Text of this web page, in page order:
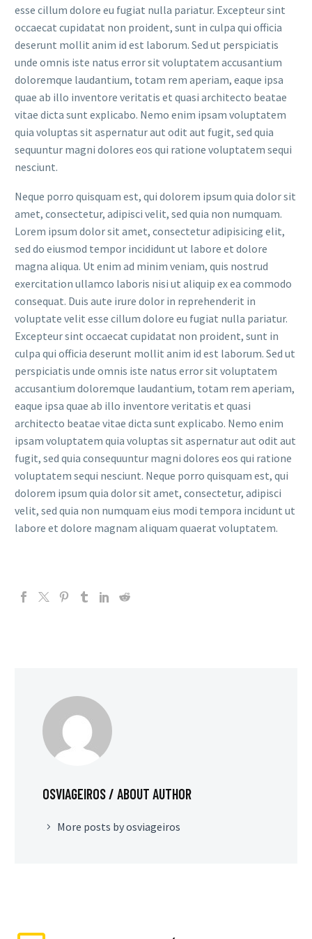
esse cillum dolore eu fugiat nulla pariatur. Excepteur sint
occaecat cupidatat non proident, sunt in culpa qui officia
deserunt mollit anim id est laborum. Sed ut perspiciatis
unde omnis iste natus error sit voluptatem accusantium
doloremque laudantium, totam rem aperiam, eaque ipsa
quae ab illo inventore veritatis et quasi architecto beatae
vitae dicta sunt explicabo. Nemo enim ipsam voluptatem
quia voluptas sit aspernatur aut odit aut fugit, sed quia
sequuntur magni dolores eos qui ratione voluptatem sequi
nesciunt.
Neque porro quisquam est, qui dolorem ipsum quia dolor sit
amet, consectetur, adipisci velit, sed quia non numquam.
Lorem ipsum dolor sit amet, consectetur adipisicing elit,
sed do eiusmod tempor incididunt ut labore et dolore
magna aliqua. Ut enim ad minim veniam, quis nostrud
exercitation ullamco laboris nisi ut aliquip ex ea commodo
consequat. Duis aute irure dolor in reprehenderit in
voluptate velit esse cillum dolore eu fugiat nulla pariatur.
Excepteur sint occaecat cupidatat non proident, sunt in
culpa qui officia deserunt mollit anim id est laborum. Sed ut
perspiciatis unde omnis iste natus error sit voluptatem
accusantium doloremque laudantium, totam rem aperiam,
eaque ipsa quae ab illo inventore veritatis et quasi
architecto beatae vitae dicta sunt explicabo. Nemo enim
ipsam voluptatem quia voluptas sit aspernatur aut odit aut
fugit, sed quia consequuntur magni dolores eos qui ratione
voluptatem sequi nesciunt. Neque porro quisquam est, qui
dolorem ipsum quia dolor sit amet, consectetur, adipisci
velit, sed quia non numquam eius modi tempora incidunt ut
labore et dolore magnam aliquam quaerat voluptatem.
OSVIAGEIROS/ ABOUT AUTHOR
More posts by osviageiros